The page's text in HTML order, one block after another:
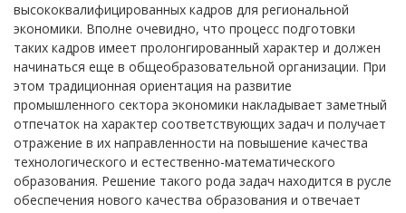
высококвалифицированных кадров для региональной
экономики. Вполне очевидно, что процесс подготовки
таких кадров имеет пролонгированный характер и должен
начинаться еще в общеобразовательной организации. При
этом традиционная ориентация на развитие
промышленного сектора экономики накладывает заметный
отпечаток на характер соответствующих задач и получает
отражение в их направленности на повышение качества
технологического и естественно-математического
образования. Решение такого рода задач находится в русле
обеспечения нового качества образования и отвечает